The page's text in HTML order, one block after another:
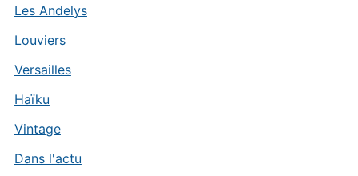
Les Andelys
Louviers
Versailles
Haïku
Vintage
Dans l'actu